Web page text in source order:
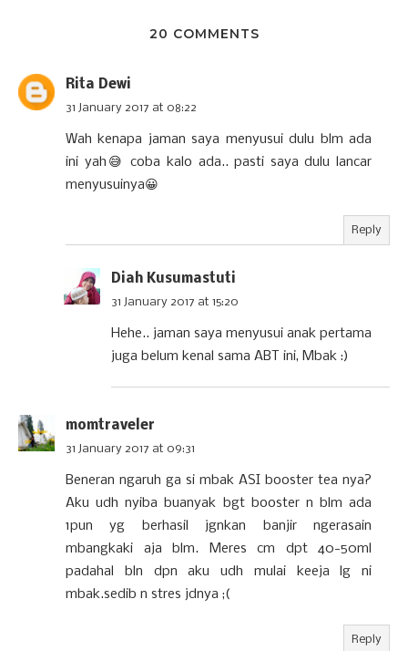
20 COMMENTS
Rita Dewi
31 January 2017 at 08:22
Wah kenapa jaman saya menyusui dulu blm ada
ini yah😅 coba kalo ada.. pasti saya dulu lancar
menyusuinya😀
Reply
Diah Kusumastuti
31 January 2017 at 15:20
Hehe.. jaman saya menyusui anak pertama
juga belum kenal sama ABT ini, Mbak :)
momtraveler
31 January 2017 at 09:31
Beneran ngaruh ga si mbak ASI booster tea nya?
Aku udh nyiba buanyak bgt booster n blm ada
1pun yg berhasil jgnkan banjir ngerasain
mbangkaki aja blm. Meres cm dpt 40-50ml
padahal bln dpn aku udh mulai keeja lg ni
mbak.sedib n stres jdnya ;(
Reply